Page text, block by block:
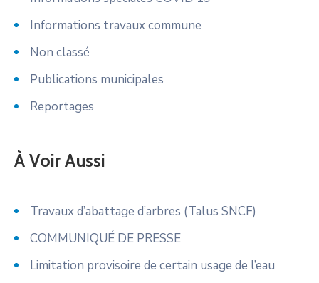
Informations travaux commune
Non classé
Publications municipales
Reportages
À Voir Aussi
Travaux d’abattage d’arbres (Talus SNCF)
COMMUNIQUÉ DE PRESSE
Limitation provisoire de certain usage de l’eau